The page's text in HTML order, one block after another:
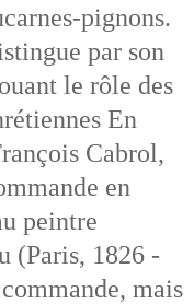
pignons.
par son
le rôle des
En
Cabrol,
en
peintre
(Paris, 1826 -
mais